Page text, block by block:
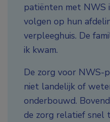
patiënten met NWS
volgen op hun
verpleeghuis. De
ik kwam.
De zorg voor NWS-
niet landelijk of
onderbouwd.
de zorg relatief snel